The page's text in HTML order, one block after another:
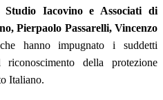
Studio Iacovino e Associati di
Pierpaolo Passarelli, Vincenzo
che hanno impugnato i suddetti
della protezione
Italiano.